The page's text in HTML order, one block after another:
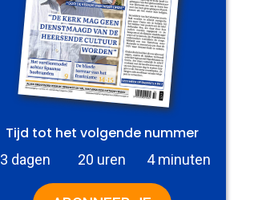
Tijd tot het volgende nummer
3 dagen 20 uren 4 minuten